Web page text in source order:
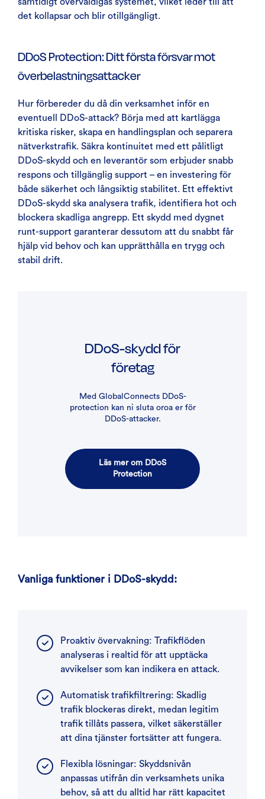
det kollapsar och blir otillgängligt.
DDoS Protection: Ditt första försvar mot
överbelastningsattacker
Hur förbereder du då din verksamhet inför en
eventuell DDoS-attack? Börja med att kartlägga
kritiska risker, skapa en handlingsplan och separera
nätverkstrafik. Säkra kontinuitet med ett pålitligt
DDoS-skydd och en leverantör som erbjuder snabb
respons och tillgänglig support – en investering för
både säkerhet och långsiktig stabilitet. Ett effektivt
DDoS-skydd ska analysera trafik, identifiera hot och
blockera skadliga angrepp. Ett skydd med dygnet
runt-support garanterar dessutom att du snabbt får
hjälp vid behov och kan upprätthålla en trygg och
stabil drift.
DDoS-skydd för
företag
Med GlobalConnects DDoS-
protection kan ni sluta oroa er för
DDoS-attacker.
Läs mer om DDoS
Protection
Vanliga funktioner i DDoS-skydd:
Proaktiv övervakning: Trafikflöden
analyseras i realtid för att upptäcka
avvikelser som kan indikera en attack.
Automatisk trafikfiltrering: Skadlig
trafik blockeras direkt, medan legitim
trafik tillåts passera, vilket säkerställer
att dina tjänster fortsätter att fungera.
Flexibla lösningar: Skyddsnivån
anpassas utifrån din verksamhets unika
behov, så att du alltid har rätt kapacitet